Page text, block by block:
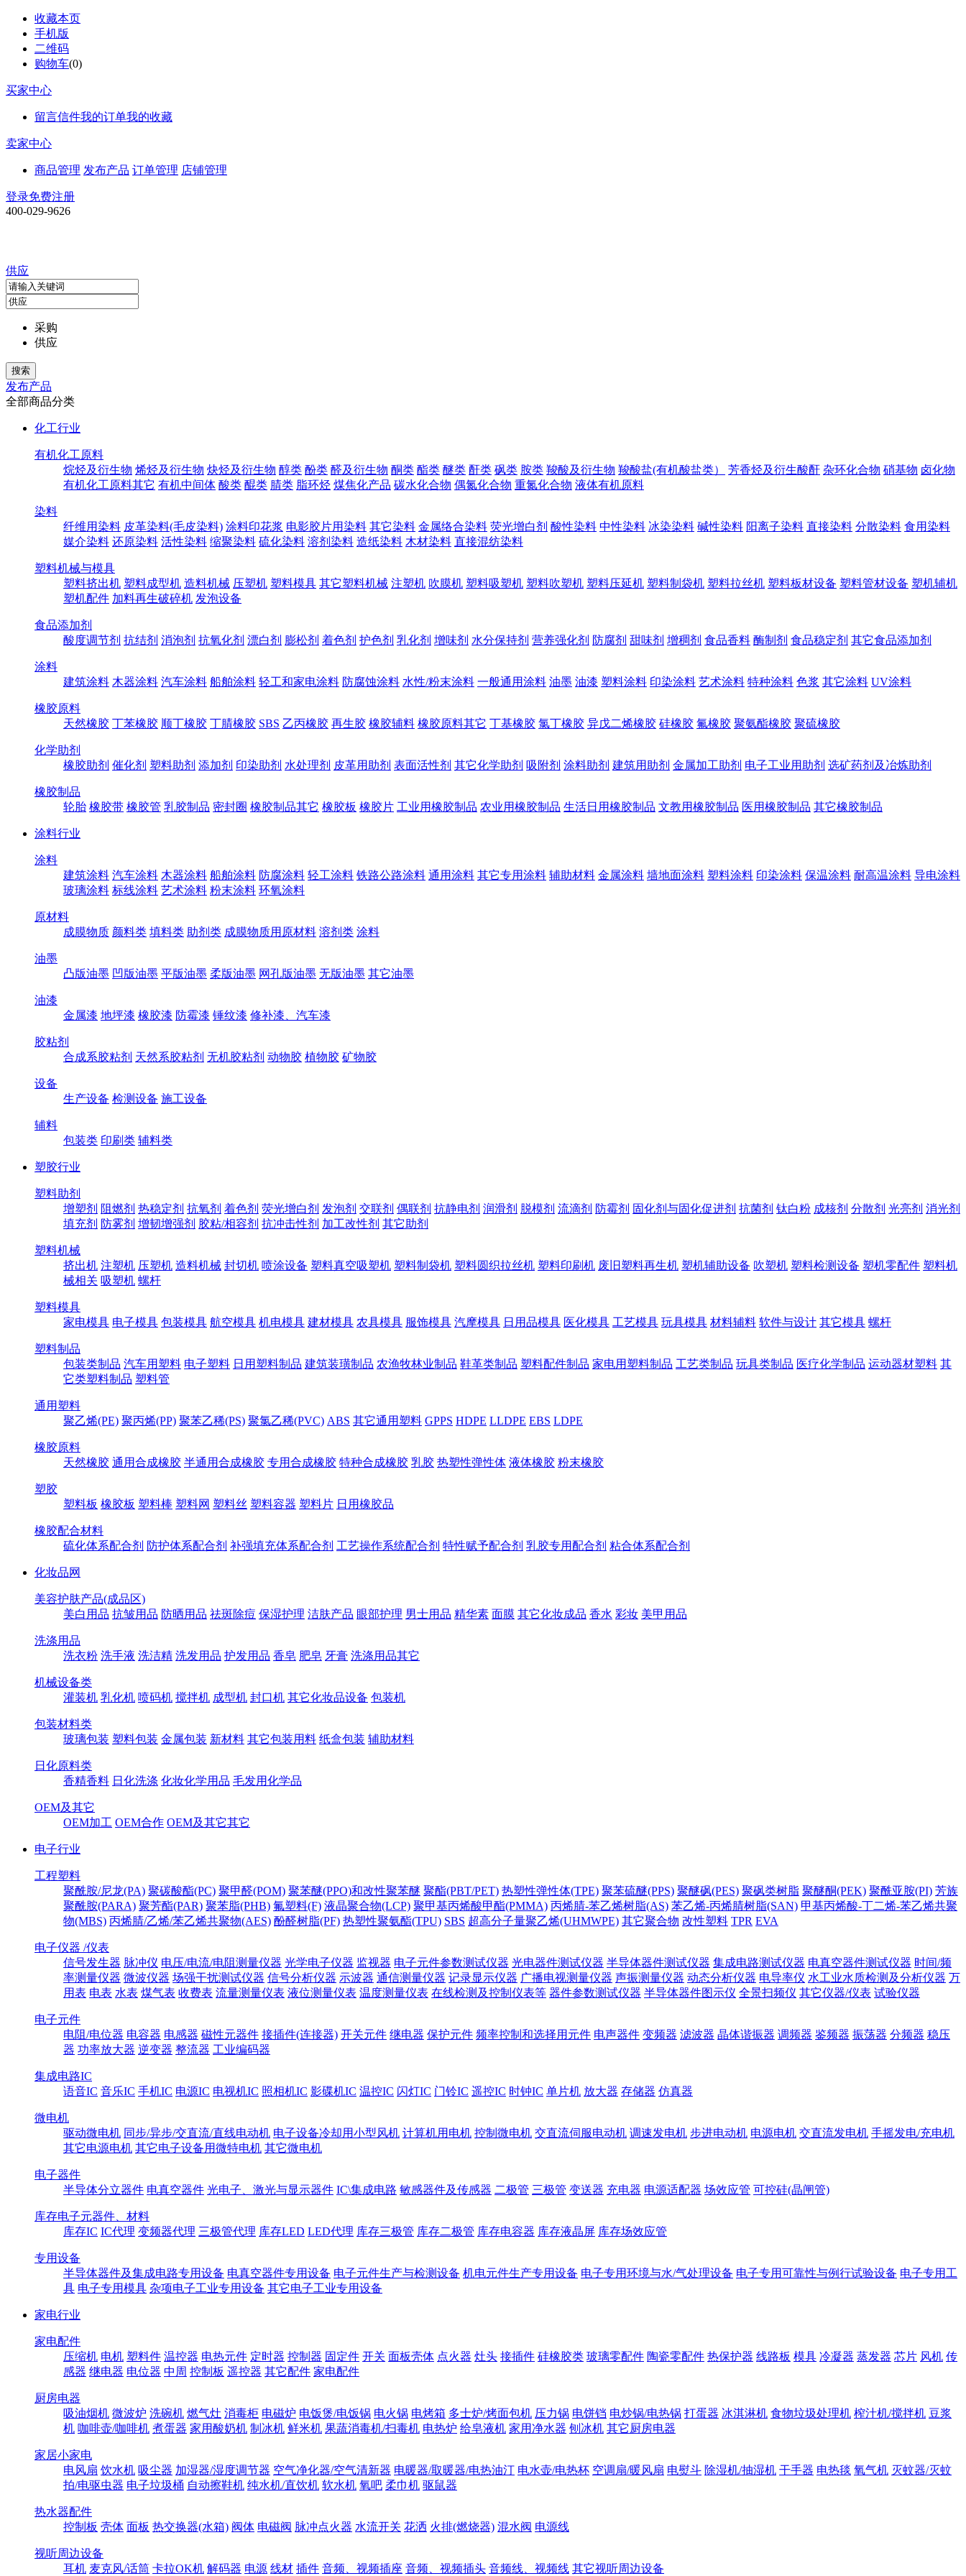
收藏本页
手机版
二维码
购物车(0)
买家中心
留言信件我的订单我的收藏
卖家中心
商品管理 发布产品 订单管理 店铺管理
登录免费注册
400-029-9626
供应
采购
供应
发布产品
全部商品分类
化工行业
有机化工原料
烷烃及衍生物 烯烃及衍生物 炔烃及衍生物 醇类 酚类 醛及衍生物 酮类 酯类 醚类 酐类 砜类 胺类 羧酸及衍生物 羧酸盐(有机酸盐类） 芳香烃及衍生酸酐 杂环化合物 硝基物 卤化物
有机化工原料其它 有机中间体 酸类 醌类 腈类 脂环烃 煤焦化产品 碳水化合物 偶氮化合物 重氮化合物 液体有机原料
染料
纤维用染料 皮革染料(毛皮染料) 涂料印花浆 电影胶片用染料 其它染料 金属络合染料 荧光增白剂 酸性染料 中性染料 冰染染料 碱性染料 阳离子染料 直接染料 分散染料 食用染料
媒介染料 还原染料 活性染料 缩聚染料 硫化染料 溶剂染料 造纸染料 木材染料 直接混纺染料
塑料机械与模具
塑料挤出机 塑料成型机 造料机械 压塑机 塑料模具 其它塑料机械 注塑机 吹膜机 塑料吸塑机 塑料吹塑机 塑料压延机 塑料制袋机 塑料拉丝机 塑料板材设备 塑料管材设备 塑机辅机
塑机配件 加料再生破碎机 发泡设备
食品添加剂
酸度调节剂 抗结剂 消泡剂 抗氧化剂 漂白剂 膨松剂 着色剂 护色剂 乳化剂 增味剂 水分保持剂 营养强化剂 防腐剂 甜味剂 增稠剂 食品香料 酶制剂 食品稳定剂 其它食品添加剂
涂料
建筑涂料 木器涂料 汽车涂料 船舶涂料 轻工和家电涂料 防腐蚀涂料 水性/粉末涂料 一般通用涂料 油墨 油漆 塑料涂料 印染涂料 艺术涂料 特种涂料 色浆 其它涂料 UV涂料
橡胶原料
天然橡胶 丁苯橡胶 顺丁橡胶 丁腈橡胶 SBS 乙丙橡胶 再生胶 橡胶辅料 橡胶原料其它 丁基橡胶 氯丁橡胶 异戊二烯橡胶 硅橡胶 氟橡胶 聚氨酯橡胶 聚硫橡胶
化学助剂
橡胶助剂 催化剂 塑料助剂 添加剂 印染助剂 水处理剂 皮革用助剂 表面活性剂 其它化学助剂 吸附剂 涂料助剂 建筑用助剂 金属加工助剂 电子工业用助剂 选矿药剂及冶炼助剂
橡胶制品
轮胎 橡胶带 橡胶管 乳胶制品 密封圈 橡胶制品其它 橡胶板 橡胶片 工业用橡胶制品 农业用橡胶制品 生活日用橡胶制品 文教用橡胶制品 医用橡胶制品 其它橡胶制品
涂料行业
涂料
建筑涂料 汽车涂料 木器涂料 船舶涂料 防腐涂料 轻工涂料 铁路公路涂料 通用涂料 其它专用涂料 辅助材料 金属涂料 墙地面涂料 塑料涂料 印染涂料 保温涂料 耐高温涂料 导电涂料
玻璃涂料 标线涂料 艺术涂料 粉末涂料 环氧涂料
原材料
成膜物质 颜料类 填料类 助剂类 成膜物质用原材料 溶剂类 涂料
油墨
凸版油墨 凹版油墨 平版油墨 柔版油墨 网孔版油墨 无版油墨 其它油墨
油漆
金属漆 地坪漆 橡胶漆 防霉漆 锤纹漆 修补漆、汽车漆
胶粘剂
合成系胶粘剂 天然系胶粘剂 无机胶粘剂 动物胶 植物胶 矿物胶
设备
生产设备 检测设备 施工设备
辅料
包装类 印刷类 辅料类
塑胶行业
塑料助剂
增塑剂 阻燃剂 热稳定剂 抗氧剂 着色剂 荧光增白剂 发泡剂 交联剂 偶联剂 抗静电剂 润滑剂 脱模剂 流滴剂 防霉剂 固化剂与固化促进剂 抗菌剂 钛白粉 成核剂 分散剂 光亮剂 消光剂
填充剂 防雾剂 增韧增强剂 胶粘/相容剂 抗冲击性剂 加工改性剂 其它助剂
塑料机械
挤出机 注塑机 压塑机 造料机械 封切机 喷涂设备 塑料真空吸塑机 塑料制袋机 塑料圆织拉丝机 塑料印刷机 废旧塑料再生机 塑机辅助设备 吹塑机 塑料检测设备 塑机零配件 塑料机
械相关 吸塑机 螺杆
塑料模具
家电模具 电子模具 包装模具 航空模具 机电模具 建材模具 农具模具 服饰模具 汽摩模具 日用品模具 医化模具 工艺模具 玩具模具 材料辅料 软件与设计 其它模具 螺杆
塑料制品
包装类制品 汽车用塑料 电子塑料 日用塑料制品 建筑装璜制品 农渔牧林业制品 鞋革类制品 塑料配件制品 家电用塑料制品 工艺类制品 玩具类制品 医疗化学制品 运动器材塑料 其
它类塑料制品 塑料管
通用塑料
聚乙烯(PE) 聚丙烯(PP) 聚苯乙稀(PS) 聚氯乙稀(PVC) ABS 其它通用塑料 GPPS HDPE LLDPE EBS LDPE
橡胶原料
天然橡胶 通用合成橡胶 半通用合成橡胶 专用合成橡胶 特种合成橡胶 乳胶 热塑性弹性体 液体橡胶 粉末橡胶
塑胶
塑料板 橡胶板 塑料棒 塑料网 塑料丝 塑料容器 塑料片 日用橡胶品
橡胶配合材料
硫化体系配合剂 防护体系配合剂 补强填充体系配合剂 工艺操作系统配合剂 特性赋予配合剂 乳胶专用配合剂 粘合体系配合剂
化妆品网
美容护肤产品(成品区)
美白用品 抗皱用品 防晒用品 祛斑除痘 保湿护理 洁肤产品 眼部护理 男士用品 精华素 面膜 其它化妆成品 香水 彩妆 美甲用品
洗涤用品
洗衣粉 洗手液 洗洁精 洗发用品 护发用品 香皂 肥皂 牙膏 洗涤用品其它
机械设备类
灌装机 乳化机 喷码机 搅拌机 成型机 封口机 其它化妆品设备 包装机
包装材料类
玻璃包装 塑料包装 金属包装 新材料 其它包装用料 纸盒包装 辅助材料
日化原料类
香精香料 日化洗涤 化妆化学用品 毛发用化学品
OEM及其它
OEM加工 OEM合作 OEM及其它其它
电子行业
工程塑料
聚酰胺/尼龙(PA) 聚碳酸酯(PC) 聚甲醛(POM) 聚苯醚(PPO)和改性聚苯醚 聚酯(PBT/PET) 热塑性弹性体(TPE) 聚苯硫醚(PPS) 聚醚砜(PES) 聚砜类树脂 聚醚酮(PEK) 聚酰亚胺(PI) 芳族
聚酰胺(PARA) 聚芳酯(PAR) 聚苯脂(PHB) 氟塑料(F) 液晶聚合物(LCP) 聚甲基丙烯酸甲酯(PMMA) 丙烯腈-苯乙烯树脂(AS) 苯乙烯-丙烯腈树脂(SAN) 甲基丙烯酸-丁二烯-苯乙烯共聚
物(MBS) 丙烯腈/乙烯/苯乙烯共聚物(AES) 酚醛树脂(PF) 热塑性聚氨酯(TPU) SBS 超高分子量聚乙烯(UHMWPE) 其它聚合物 改性塑料 TPR EVA
电子仪器 /仪表
信号发生器 脉冲仪 电压/电流/电阻测量仪器 光学电子仪器 监视器 电子元件参数测试仪器 光电器件测试仪器 半导体器件测试仪器 集成电路测试仪器 电真空器件测试仪器 时间/频
率测量仪器 微波仪器 场强干扰测试仪器 信号分析仪器 示波器 通信测量仪器 记录显示仪器 广播电视测量仪器 声振测量仪器 动态分析仪器 电导率仪 水工业水质检测及分析仪器 万
用表 电表 水表 煤气表 收费表 流量测量仪表 液位测量仪表 温度测量仪表 在线检测及控制仪表等 器件参数测试仪器 半导体器件图示仪 全景扫频仪 其它仪器/仪表 试验仪器
电子元件
电阻/电位器 电容器 电感器 磁性元器件 接插件(连接器) 开关元件 继电器 保护元件 频率控制和选择用元件 电声器件 变频器 滤波器 晶体谐振器 调频器 鉴频器 振荡器 分频器 稳压
器 功率放大器 逆变器 整流器 工业编码器
集成电路IC
语音IC 音乐IC 手机IC 电源IC 电视机IC 照相机IC 影碟机IC 温控IC 闪灯IC 门铃IC 遥控IC 时钟IC 单片机 放大器 存储器 仿真器
微电机
驱动微电机 同步/异步/交直流/直线电动机 电子设备冷却用小型风机 计算机用电机 控制微电机 交直流伺服电动机 调速发电机 步进电动机 电源电机 交直流发电机 手摇发电/充电机
其它电源电机 其它电子设备用微特电机 其它微电机
电子器件
半导体分立器件 电真空器件 光电子、激光与显示器件 IC\集成电路 敏感器件及传感器 二极管 三极管 变送器 充电器 电源适配器 场效应管 可控硅(晶闸管)
库存电子元器件、材料
库存IC IC代理 变频器代理 三极管代理 库存LED LED代理 库存三极管 库存二极管 库存电容器 库存液晶屏 库存场效应管
专用设备
半导体器件及集成电路专用设备 电真空器件专用设备 电子元件生产与检测设备 机电元件生产专用设备 电子专用环境与水/气处理设备 电子专用可靠性与例行试验设备 电子专用工
具 电子专用模具 杂项电子工业专用设备 其它电子工业专用设备
家电行业
家电配件
压缩机 电机 塑料件 温控器 电热元件 定时器 控制器 固定件 开关 面板壳体 点火器 灶头 接插件 硅橡胶类 玻璃零配件 陶瓷零配件 热保护器 线路板 模具 冷凝器 蒸发器 芯片 风机 传
感器 继电器 电位器 中周 控制板 遥控器 其它配件 家电配件
厨房电器
吸油烟机 微波炉 洗碗机 燃气灶 消毒柜 电磁炉 电饭煲/电饭锅 电火锅 电烤箱 多士炉/烤面包机 压力锅 电饼铛 电炒锅/电热锅 打蛋器 冰淇淋机 食物垃圾处理机 榨汁机/搅拌机 豆浆
机 咖啡壶/咖啡机 煮蛋器 家用酸奶机 制冰机 鲜米机 果蔬消毒机/扫毒机 电热炉 给皂液机 家用净水器 刨冰机 其它厨房电器
家居小家电
电风扇 饮水机 吸尘器 加湿器/湿度调节器 空气净化器/空气清新器 电暖器/取暖器/电热油汀 电水壶/电热杯 空调扇/暖风扇 电熨斗 除湿机/抽湿机 干手器 电热毯 氧气机 灭蚊器/灭蚊
拍/电驱虫器 电子垃圾桶 自动擦鞋机 纯水机/直饮机 软水机 氧吧 柔巾机 驱鼠器
热水器配件
控制板 壳体 面板 热交换器(水箱) 阀体 电磁阀 脉冲点火器 水流开关 花洒 火排(燃烧器) 混水阀 电源线
视听周边设备
耳机 麦克风/话筒 卡拉OK机 解码器 电源 线材 插件 音频、视频插座 音频、视频插头 音频线、视频线 其它视听周边设备